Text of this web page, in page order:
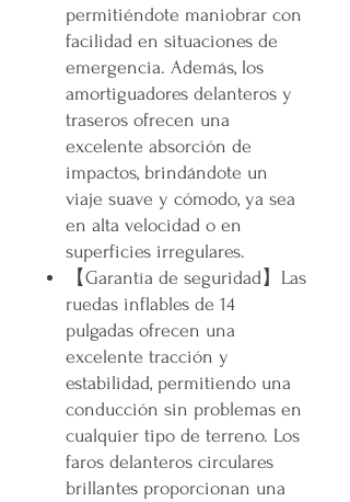
permitiéndote maniobrar con
facilidad en situaciones de
emergencia. Además, los
amortiguadores delanteros y
traseros ofrecen una
excelente absorción de
impactos, brindándote un
viaje suave y cómodo, ya sea
en alta velocidad o en
superficies irregulares.
【Garantía de seguridad 】 Las
ruedas inflables de 14
pulgadas ofrecen una
excelente tracción y
estabilidad, permitiendo una
conducción sin problemas en
cualquier tipo de terreno. Los
faros delanteros circulares
brillantes proporcionan una